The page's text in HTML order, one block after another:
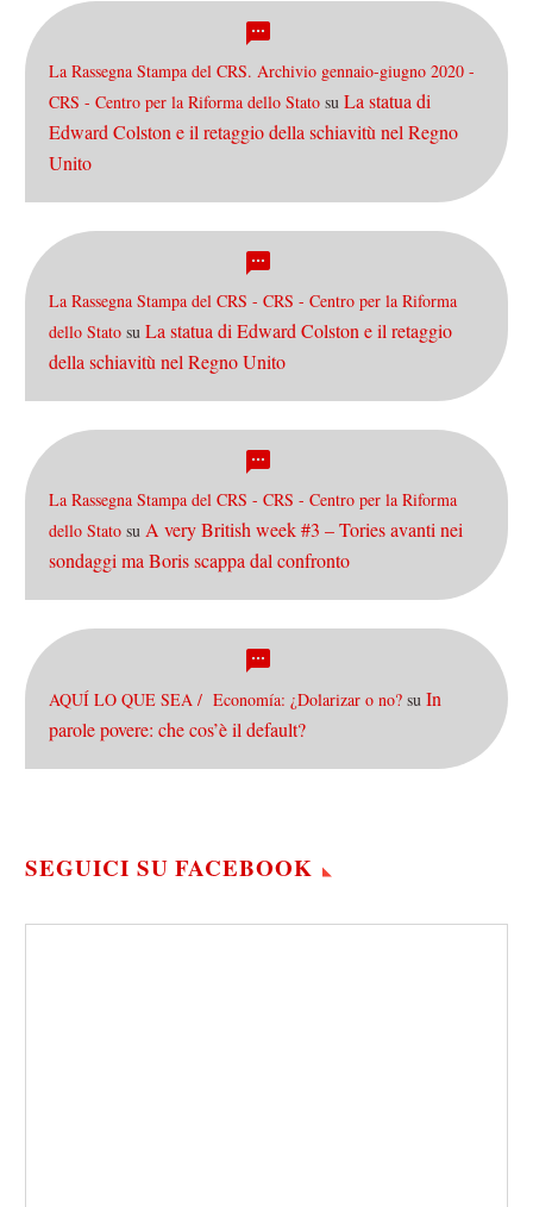
La Rassegna Stampa del CRS. Archivio gennaio-giugno 2020 -
CRS - Centro per la Riforma dello Stato su La statua di
Edward Colston e il retaggio della schiavitù nel Regno
Unito
La Rassegna Stampa del CRS - CRS - Centro per la Riforma
dello Stato su La statua di Edward Colston e il retaggio
della schiavitù nel Regno Unito
La Rassegna Stampa del CRS - CRS - Centro per la Riforma
dello Stato su A very British week #3 – Tories avanti nei
sondaggi ma Boris scappa dal confronto
AQUÍ LO QUE SEA / Economía: ¿Dolarizar o no? su In
parole povere: che cos’è il default?
SEGUICI SU FACEBOOK